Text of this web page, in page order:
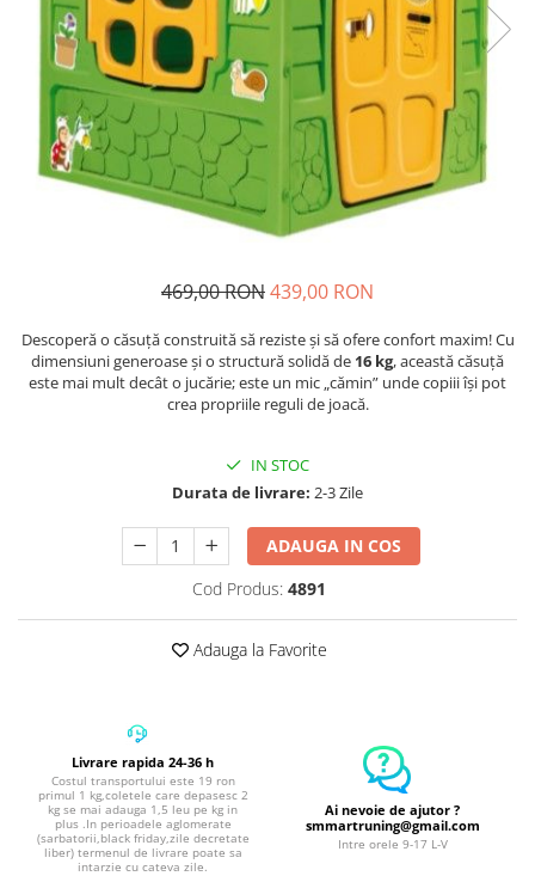
469,00 RON439,00 RON
Descoperă o căsuță construită să reziste și să ofere confort maxim! Cu
dimensiuni generoase și o structură solidă de 16 kg, această căsuță
este mai mult decât o jucărie; este un mic „cămin” unde copiii își pot
crea propriile reguli de joacă.
IN STOC
Durata de livrare: 2-3 Zile
ADAUGA IN COS
Cod Produs: 4891
Adauga la Favorite
Livrare rapida 24-36 h
Costul transportului este 19 ron
primul 1 kg,coletele care depasesc 2
kg se mai adauga 1,5 leu pe kg in
plus .In perioadele aglomerate
(sarbatorii,black friday,zile decretate
liber) termenul de livrare poate sa
intarzie cu cateva zile.
Ai nevoie de ajutor ?
smmartruning@gmail.com
Intre orele 9-17 L-V